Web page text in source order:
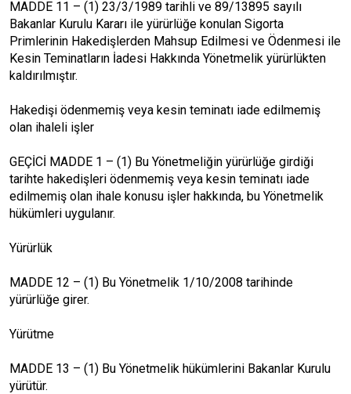
MADDE 11 – (1) 23/3/1989 tarihli ve 89/13895 sayılı
Bakanlar Kurulu Kararı ile yürürlüğe konulan Sigorta
Primlerinin Hakedişlerden Mahsup Edilmesi ve Ödenmesi ile
Kesin Teminatların İadesi Hakkında Yönetmelik yürürlükten
kaldırılmıştır.
Hakedişi ödenmemiş veya kesin teminatı iade edilmemiş
olan ihaleli işler
GEÇİCİ MADDE 1 – (1) Bu Yönetmeliğin yürürlüğe girdiği
tarihte hakedişleri ödenmemiş veya kesin teminatı iade
edilmemiş olan ihale konusu işler hakkında, bu Yönetmelik
hükümleri uygulanır.
Yürürlük
MADDE 12 – (1) Bu Yönetmelik 1/10/2008 tarihinde
yürürlüğe girer.
Yürütme
MADDE 13 – (1) Bu Yönetmelik hükümlerini Bakanlar Kurulu
yürütür.